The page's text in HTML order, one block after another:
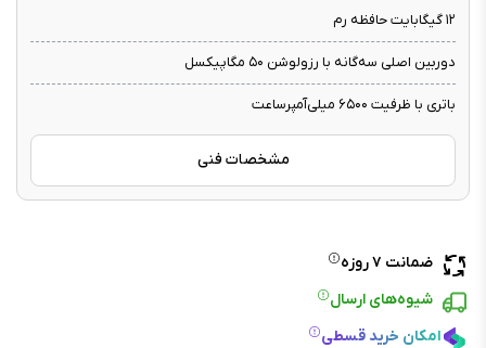
۱۲ گیگابایت حافظه رم
دوربین اصلی سه‌گانه با رزولوشن ۵۰ مگاپیکسل
باتری با ظرفیت ۶۵۰۰ میلی‌آمپرساعت
مشخصات فنی
ضمانت ۷ روزه
شیوه‌های ارسال
امکان خرید قسطی